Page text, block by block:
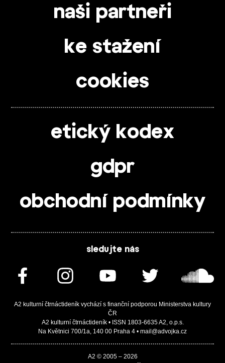
naši partneři
ke stažení
cookies
etický kodex
gdpr
obchodní podmínky
sledujte nás
A2 kulturní čtrnáctideník vychází s finanční podporou Ministerstva kultury
ČR
A2 kulturní čtrnáctideník • ISSN 1803-6635 A2, o.p.s.
Na Květnici 700/1a, 140 00 Praha 4 • mail@advojka.cz
A2 © 2005 – 2026